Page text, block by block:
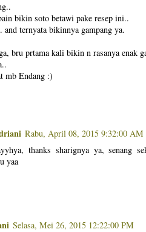
bikin soto betawi pake resep ini..
and ternyata bikinnya gampang ya.
bru prtama kali bikin n rasanya enak
mb Endang :)
Rabu, April 08, 2015 9:32:00 AM
thanks sharignya ya, senang
yaa
Selasa, Mei 26, 2015 12:22:00 PM